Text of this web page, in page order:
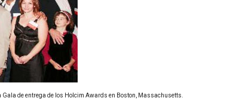
de entrega de los Holcim Awards en Boston, Massachusetts.